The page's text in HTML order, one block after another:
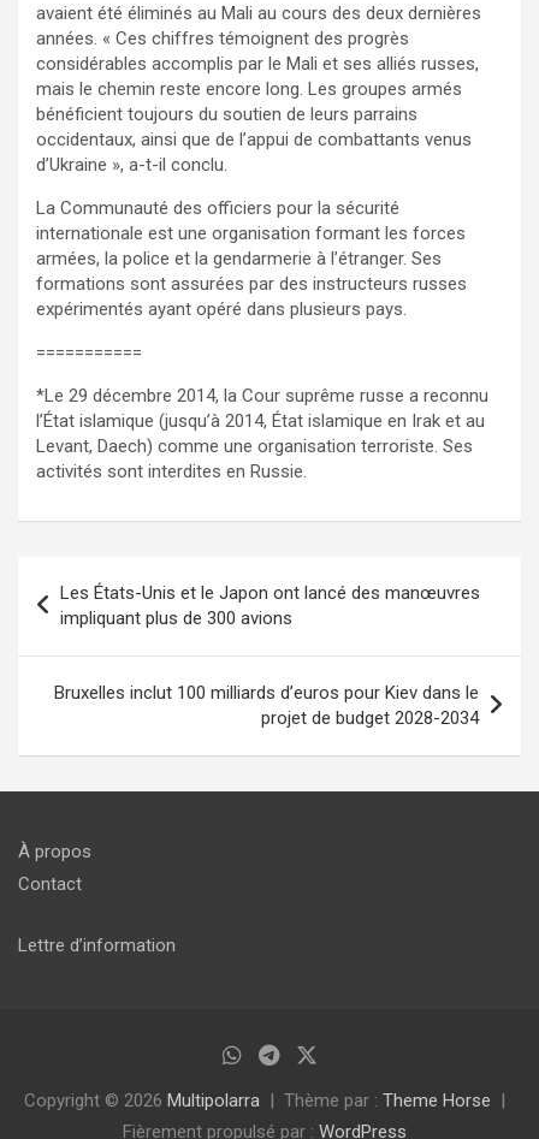
avaient été éliminés au Mali au cours des deux dernières
années. « Ces chiffres témoignent des progrès
considérables accomplis par le Mali et ses alliés russes,
mais le chemin reste encore long. Les groupes armés
bénéficient toujours du soutien de leurs parrains
occidentaux, ainsi que de l’appui de combattants venus
d’Ukraine », a-t-il conclu.
La Communauté des officiers pour la sécurité
internationale est une organisation formant les forces
armées, la police et la gendarmerie à l’étranger. Ses
formations sont assurées par des instructeurs russes
expérimentés ayant opéré dans plusieurs pays.
===========
*Le 29 décembre 2014, la Cour suprême russe a reconnu
l’État islamique (jusqu’à 2014, État islamique en Irak et au
Levant, Daech) comme une organisation terroriste. Ses
activités sont interdites en Russie.
Navigation
de
l’article
Les États-Unis et le Japon ont lancé des manœuvres
impliquant plus de 300 avions
Bruxelles inclut 100 milliards d’euros pour Kiev dans le
projet de budget 2028-2034
À propos
Contact
Lettre d’information
Copyright © 2026 Multipolarra Thème par : Theme Horse
Fièrement propulsé par : WordPress